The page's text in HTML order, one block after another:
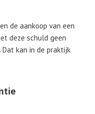
de aankoop van een
deze schuld geen
kan in de praktijk